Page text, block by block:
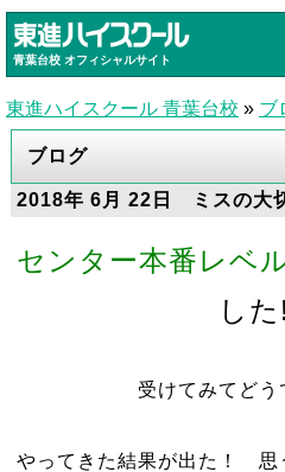
青葉台校 オフィシャルサイト
東進ハイスクール 青葉台校 » ブ
ブログ
2018年 6月 22日 ミスの大
センター本番レベ
し
受けてみてどう
やってきた結果が出た！ 思